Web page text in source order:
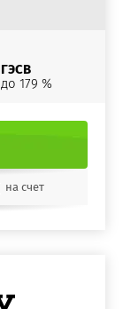
ГЭСВ
до 179 %
на счет